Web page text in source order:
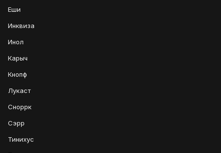
Еши
Инквиза
Инол
Карыч
Кнопф
Лукаст
Сноррк
Сэрр
Тинихус